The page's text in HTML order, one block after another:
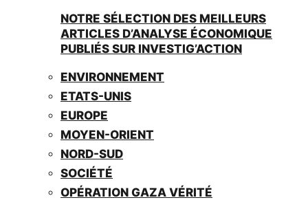
NOTRE SÉLECTION DES MEILLEURS
ARTICLES D’ANALYSE ÉCONOMIQUE
PUBLIÉS SUR INVESTIG’ACTION
ENVIRONNEMENT
ETATS-UNIS
EUROPE
MOYEN-ORIENT
NORD-SUD
SOCIÉTÉ
OPÉRATION GAZA VÉRITÉ